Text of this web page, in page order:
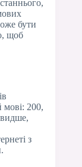
бути
щоб
мові: 200,
з